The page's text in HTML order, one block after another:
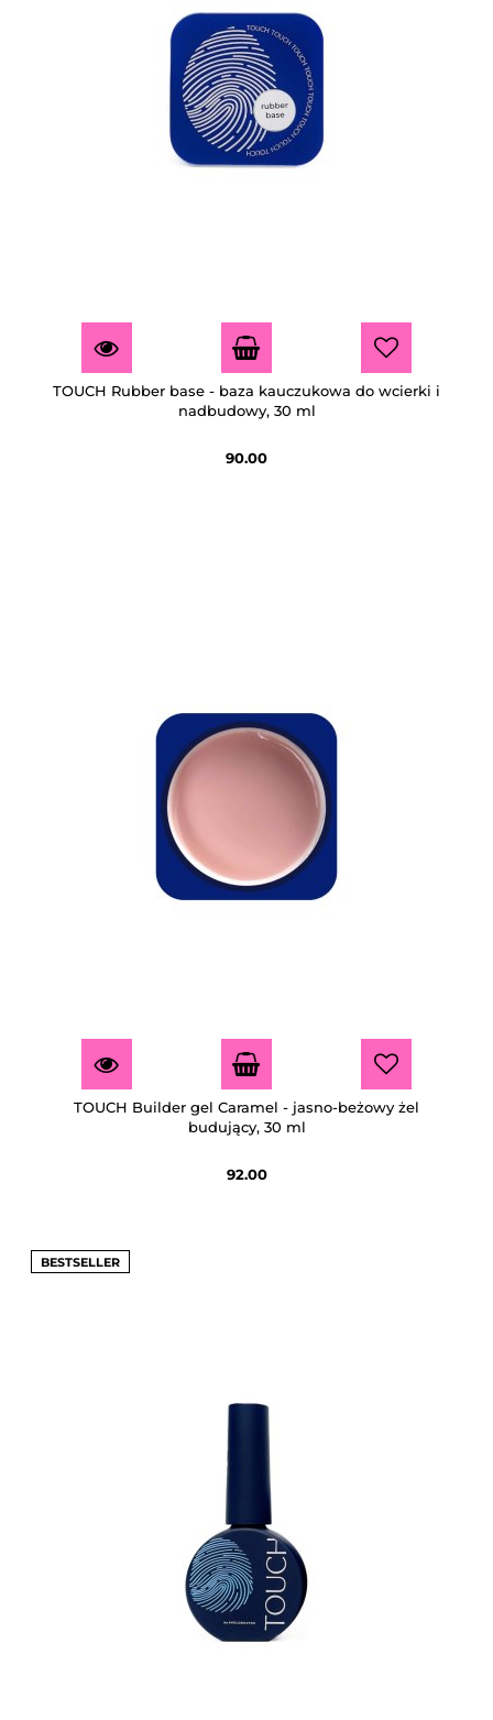
TOUCH Rubber base - baza kauczukowa do wcierki i
nadbudowy, 30 ml
90.00
TOUCH Builder gel Caramel - jasno-beżowy żel
budujący, 30 ml
92.00
BESTSELLER